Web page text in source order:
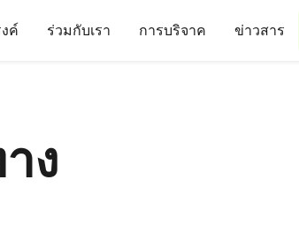
ค์ ร่วมกับเรา การบริจาค ข่าวสาร
ง